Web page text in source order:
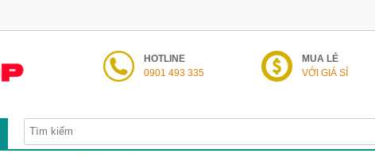
HOTLINE
0901 493 335
MUA LẺ
VỚI GIÁ SỈ